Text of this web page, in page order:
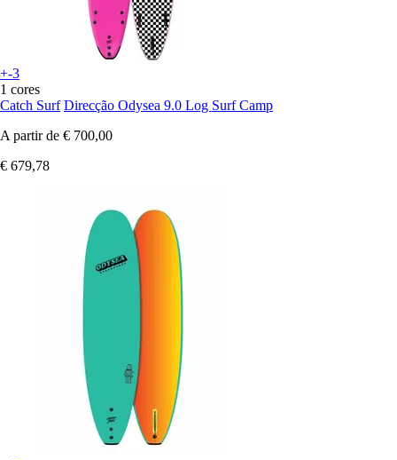
+-3
1 cores
Catch Surf Direcção Odysea 9.0 Log Surf Camp
A partir de € 700,00
€ 679,78